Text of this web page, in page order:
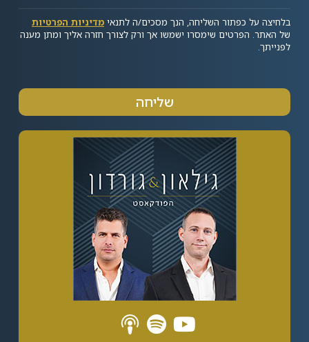
בלחיצה על כפתור השליחה, הנך מסכים/ה לתנאי מדיניות הפרטיות
של האתר. הפרטים שימסרו ישמשו אך ורק לצורך חזרה אליך ומתן מענה
לפנייתך.
שליחה